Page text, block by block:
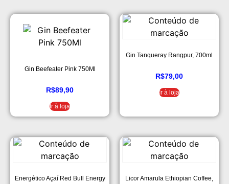
Gin Beefeater Pink 750Ml
R$89,90
Ir à loja
Gin Tanqueray Rangpur, 700ml
R$79,00
Ir à loja
Energético Açaí Red Bull Energy
Licor Amarula Ethiopian Coffee,